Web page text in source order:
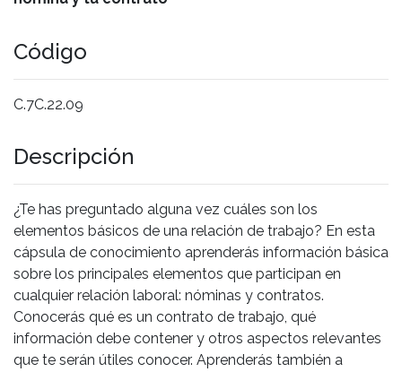
Código
C.7C.22.09
Descripción
¿Te has preguntado alguna vez cuáles son los
elementos básicos de una relación de trabajo? En esta
cápsula de conocimiento aprenderás información básica
sobre los principales elementos que participan en
cualquier relación laboral: nóminas y contratos.
Conocerás qué es un contrato de trabajo, qué
información debe contener y otros aspectos relevantes
que te serán útiles conocer. Aprenderás también a